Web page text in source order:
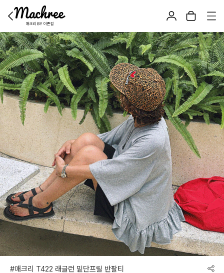
#매크리 T422 래글런 밑단프릴 반팔티